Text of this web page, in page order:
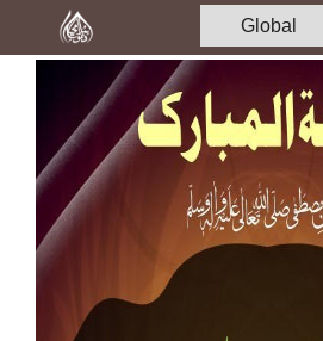
Home
Media
Madani Channel
Rohani Ilaj